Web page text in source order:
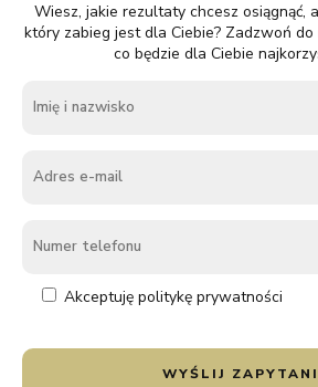
Wiesz, jakie rezultaty chcesz osiągnąć,
który zabieg jest dla Ciebie? Zadzwoń do
co będzie dla Ciebie
Akceptuję politykę prywatności